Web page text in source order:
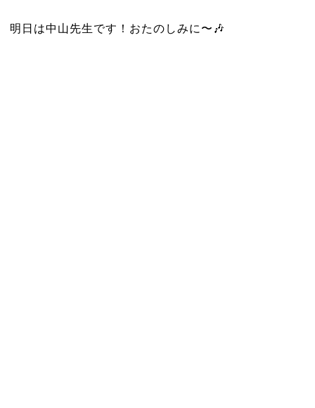
明日は中山先生です！おたのしみに〜🎶